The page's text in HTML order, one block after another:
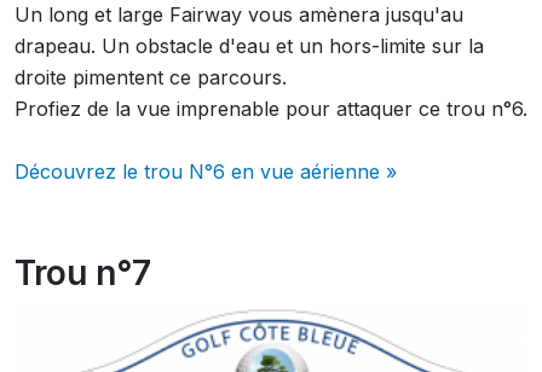
Un long et large Fairway vous amènera jusqu'au
drapeau. Un obstacle d'eau et un hors-limite sur la
droite pimentent ce parcours.
Profiez de la vue imprenable pour attaquer ce trou n°6.
Découvrez le trou N°6 en vue aérienne »
Trou n°7